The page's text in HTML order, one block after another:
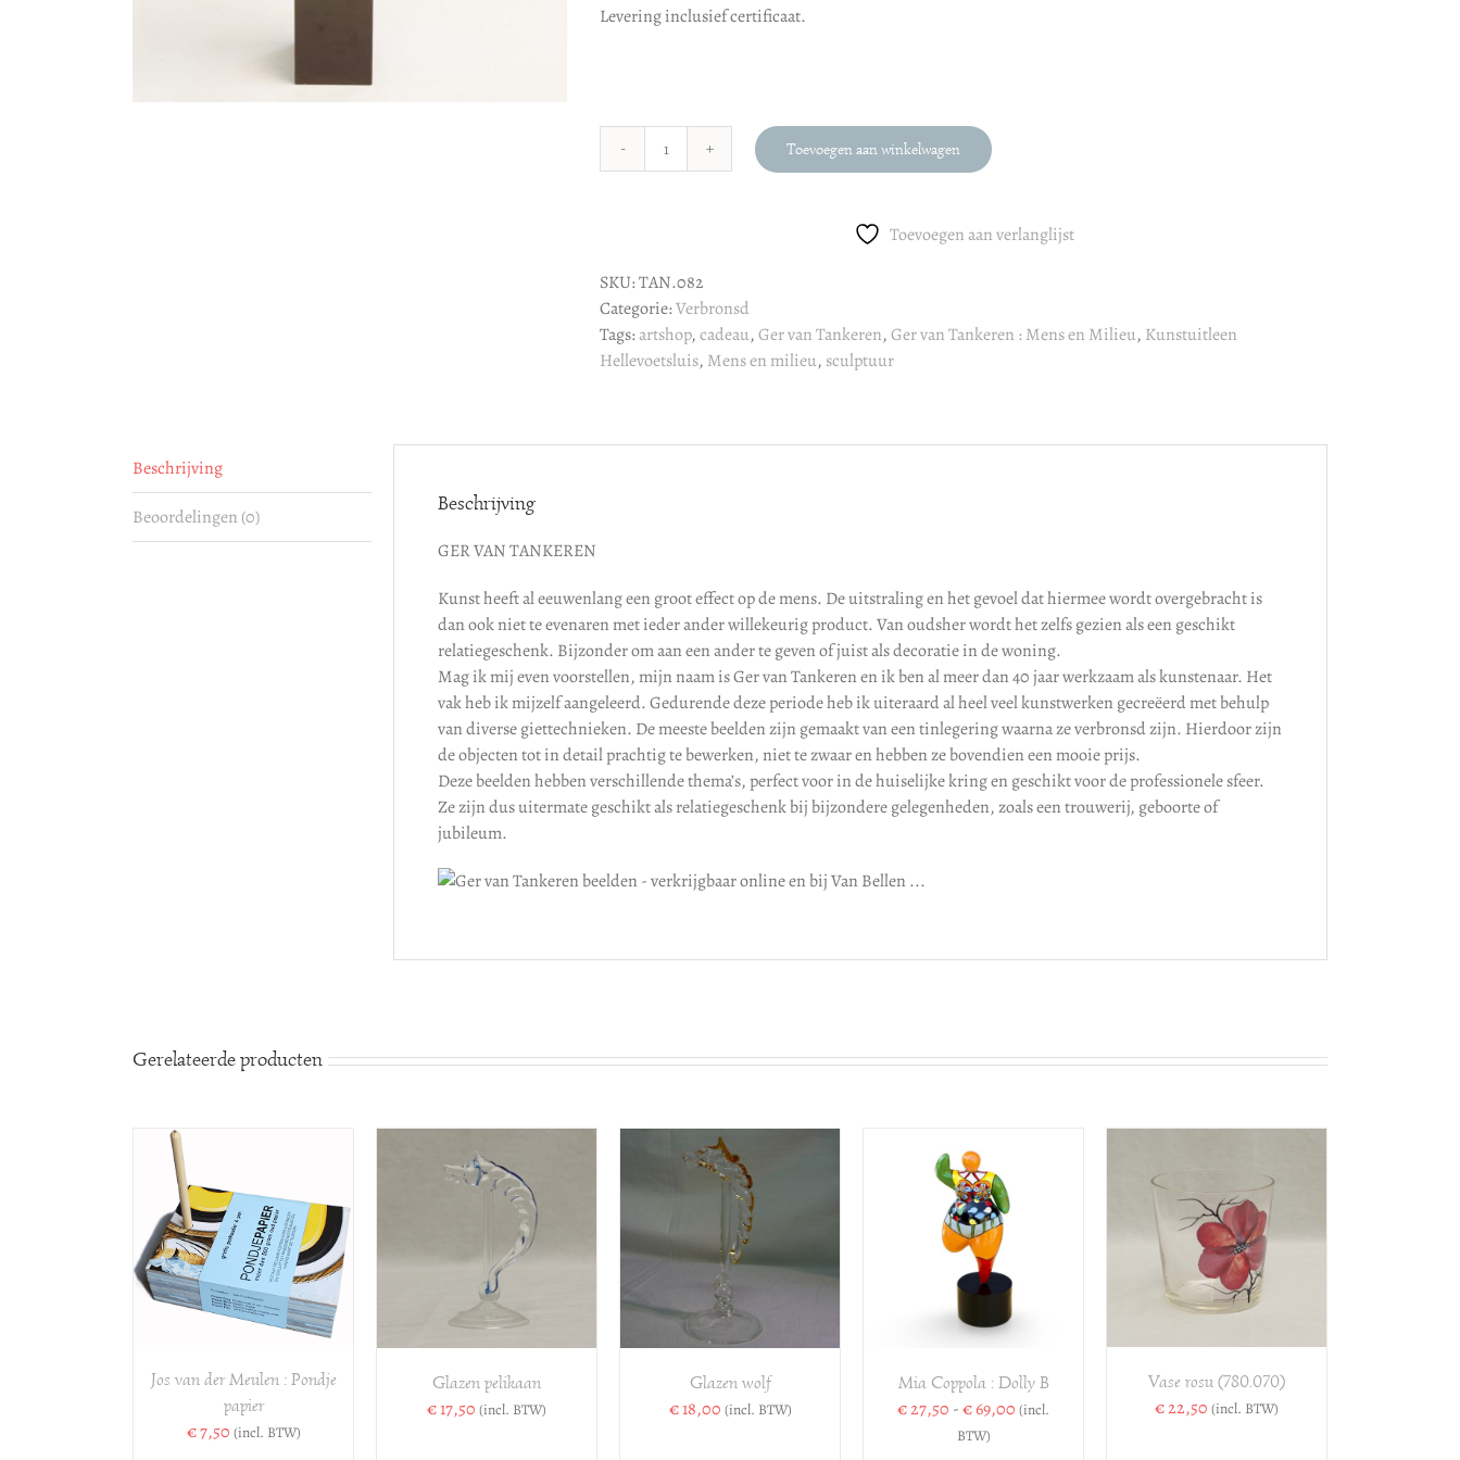
Levering inclusief certificaat.
Ger
Milieu"
aantal
Toevoegen aan winkelwagen
Toevoegen aan verlanglijst
SKU:TAN.082
Categorie:Verbronsd
Tags:artshop,cadeau,Ger van Tankeren,Ger van Tankeren : Mens en Milieu, Kunstuitleen
Hellevoetsluis, Mens en milieu, sculptuur
Beschrijving
Beoordelingen (0)
Beschrijving
GER VAN TANKEREN
Kunst heeft al eeuwenlang een groot effect op de mens. De uitstraling en het gevoel dat hiermee wordt overgebracht is
dan ook niet te evenaren met ieder ander willekeurig product. Van oudsher wordt het zelfs gezien als een geschikt
relatiegeschenk. Bijzonder om aan een ander te geven of juist als decoratie in de woning.
Mag ik mij even voorstellen, mijn naam is Ger van Tankeren en ik ben al meer dan 40 jaar werkzaam als kunstenaar. Het
vak heb ik mijzelf aangeleerd. Gedurende deze periode heb ik uiteraard al heel veel kunstwerken gecreëerd met behulp
van diverse giettechnieken. De meeste beelden zijn gemaakt van een tinlegering waarna ze verbronsd zijn. Hierdoor zijn
de objecten tot in detail prachtig te bewerken, niet te zwaar en hebben ze bovendien een mooie prijs.
Deze beelden hebben verschillende thema’s, perfect voor in de huiselijke kring en geschikt voor de professionele sfeer.
Ze zijn dus uitermate geschikt als relatiegeschenk bij bijzondere gelegenheden, zoals een trouwerij, geboorte of
jubileum.
Gerelateerde producten
Jos van der Meulen : Pondje
papier
€7,50 (incl. BTW)
TOEVOEGEN AAN
WINKELWAGEN
/
DETAILS
Glazen pelikaan
€17,50 (incl. BTW)
TOEVOEGEN AAN
WINKELWAGEN
DETAILS
Glazen wolf
€18,00 (incl. BTW)
OPTIES SELECTEREN
DETAILS
Mia Coppola : Dolly B
€27,50 -€69,00Prijsklasse:
(incl.
BTW)
TOEVOEGEN AAN
WINKELWAGEN
DETAILS
Vase rosu (780.070)
€22,50 (incl. BTW)